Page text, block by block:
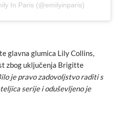
In Paris (@emilyinparis)
glavna glumica Lily Collins,
zbog uključenja Brigitte
je pravo zadovoljstvo raditi s
serije i oduševljeno je